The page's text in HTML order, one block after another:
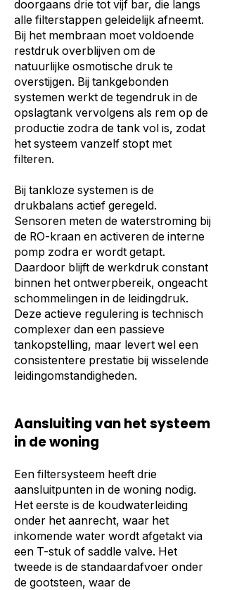
doorgaans drie tot vijf bar, die langs
alle filterstappen geleidelijk afneemt.
Bij het membraan moet voldoende
restdruk overblijven om de
natuurlijke osmotische druk te
overstijgen. Bij tankgebonden
systemen werkt de tegendruk in de
opslagtank vervolgens als rem op de
productie zodra de tank vol is, zodat
het systeem vanzelf stopt met
filteren.
Bij tankloze systemen is de
drukbalans actief geregeld.
Sensoren meten de waterstroming bij
de RO-kraan en activeren de interne
pomp zodra er wordt getapt.
Daardoor blijft de werkdruk constant
binnen het ontwerpbereik, ongeacht
schommelingen in de leidingdruk.
Deze actieve regulering is technisch
complexer dan een passieve
tankopstelling, maar levert wel een
consistentere prestatie bij wisselende
leidingomstandigheden.
Aansluiting van het systeem
in de woning
Een filtersysteem heeft drie
aansluitpunten in de woning nodig.
Het eerste is de koudwaterleiding
onder het aanrecht, waar het
inkomende water wordt afgetakt via
een T-stuk of saddle valve. Het
tweede is de standaardafvoer onder
de gootsteen, waar de